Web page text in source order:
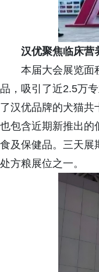
汉优聚焦临床营
本届大会展览面
品，吸引了近2.5万
了汉优品牌的犬猫共
也包含近期新推出的
食及保健品。三天展
处方粮展位之一。